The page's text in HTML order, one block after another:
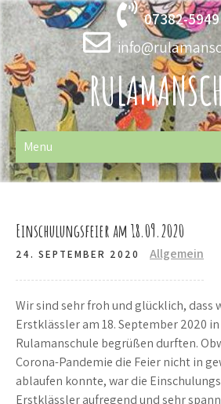
Skip
to
content
07382-5949
Menu
Einschulungsfeier am 18.09.2020
24. SEPTEMBER 2020 Allgemein
Wir sind sehr froh und glücklich, dass
Erstklässler am 18. September 2020
Rulamanschule begrüßen durften.
Corona-Pandemie die Feier nicht in
ablaufen konnte, war die
Erstklässler aufregend und sehr